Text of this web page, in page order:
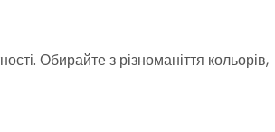
Обирайте з різноманіття кольорів,